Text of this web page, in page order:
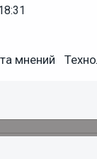
мнений